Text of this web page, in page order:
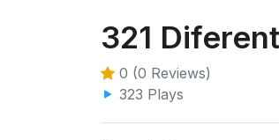
321
0 (0 Reviews)
323 Plays